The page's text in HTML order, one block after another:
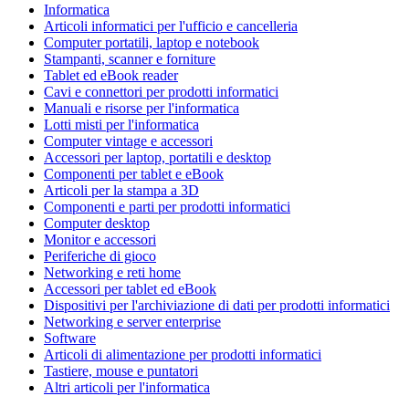
Informatica
Articoli informatici per l'ufficio e cancelleria
Computer portatili, laptop e notebook
Stampanti, scanner e forniture
Tablet ed eBook reader
Cavi e connettori per prodotti informatici
Manuali e risorse per l'informatica
Lotti misti per l'informatica
Computer vintage e accessori
Accessori per laptop, portatili e desktop
Componenti per tablet e eBook
Articoli per la stampa a 3D
Componenti e parti per prodotti informatici
Computer desktop
Monitor e accessori
Periferiche di gioco
Networking e reti home
Accessori per tablet ed eBook
Dispositivi per l'archiviazione di dati per prodotti informatici
Networking e server enterprise
Software
Articoli di alimentazione per prodotti informatici
Tastiere, mouse e puntatori
Altri articoli per l'informatica